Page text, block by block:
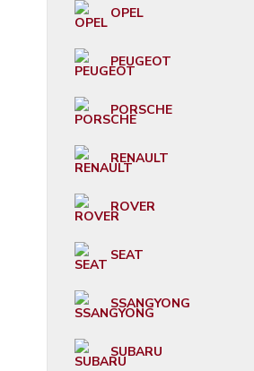
OPEL
PEUGEOT
PORSCHE
RENAULT
ROVER
SEAT
SSANGYONG
SUBARU